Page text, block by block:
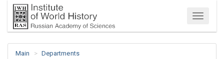
Menu
Main
Departments